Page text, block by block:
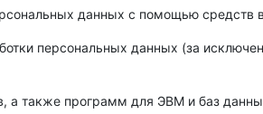
данных с помощью средств
персональных данных (за
а также программ для ЭВМ и баз